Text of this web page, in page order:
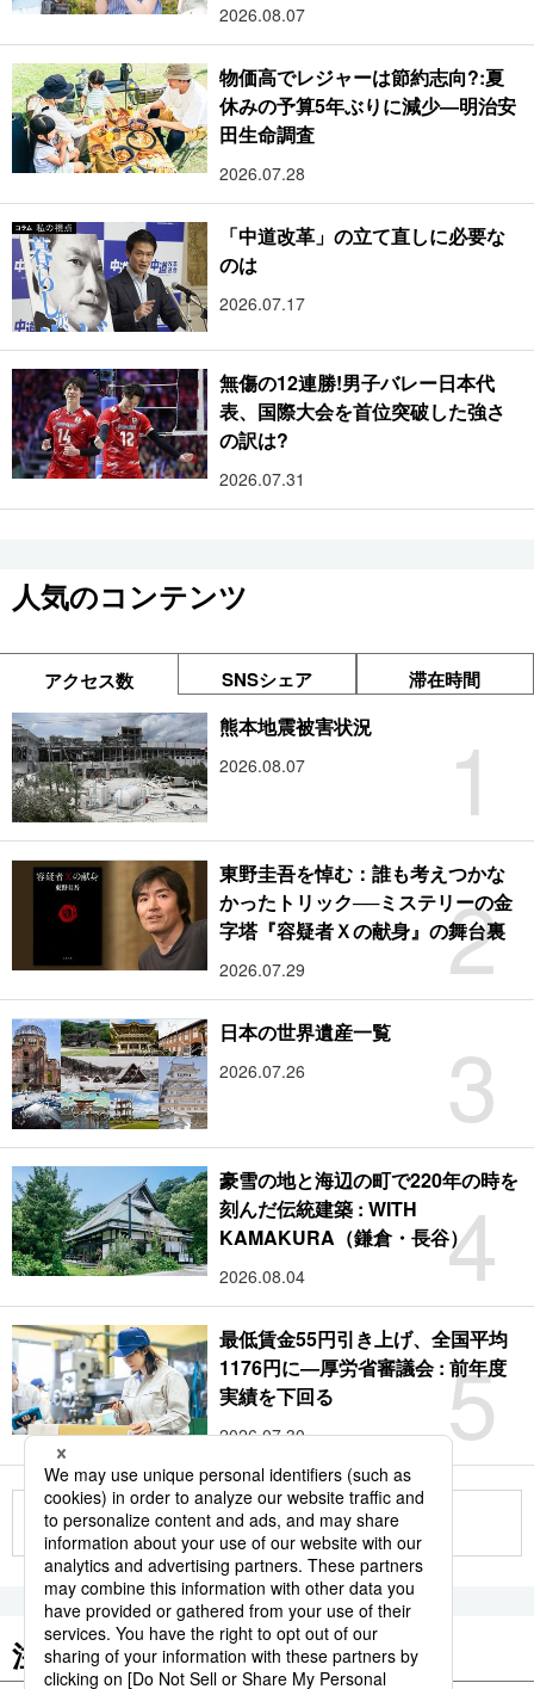
2026.08.07
物価高でレジャーは節約志向?:夏
休みの予算5年ぶりに減少―明治安
田生命調査
2026.07.28
「中道改革」の立て直しに必要な
のは
2026.07.17
無傷の12連勝!男子バレー日本代
表、国際大会を首位突破した強さ
の訳は?
2026.07.31
人気のコンテンツ
アクセス数 SNSシェア 滞在時間
1
熊本地震被害状況
2026.08.07
2
東野圭吾を悼む：誰も考えつかな
かったトリック──ミステリーの金
字塔『容疑者Ｘの献身』の舞台裏
2026.07.29
3
日本の世界遺産一覧
2026.07.26
4
豪雪の地と海辺の町で220年の時を
刻んだ伝統建築 : WITH
KAMAKURA（鎌倉・長谷）
2026.08.04
5
最低賃金55円引き上げ、全国平均
1176円に―厚労省審議会 : 前年度
実績を下回る
2026.07.30
もっと見る
注目のキーワード